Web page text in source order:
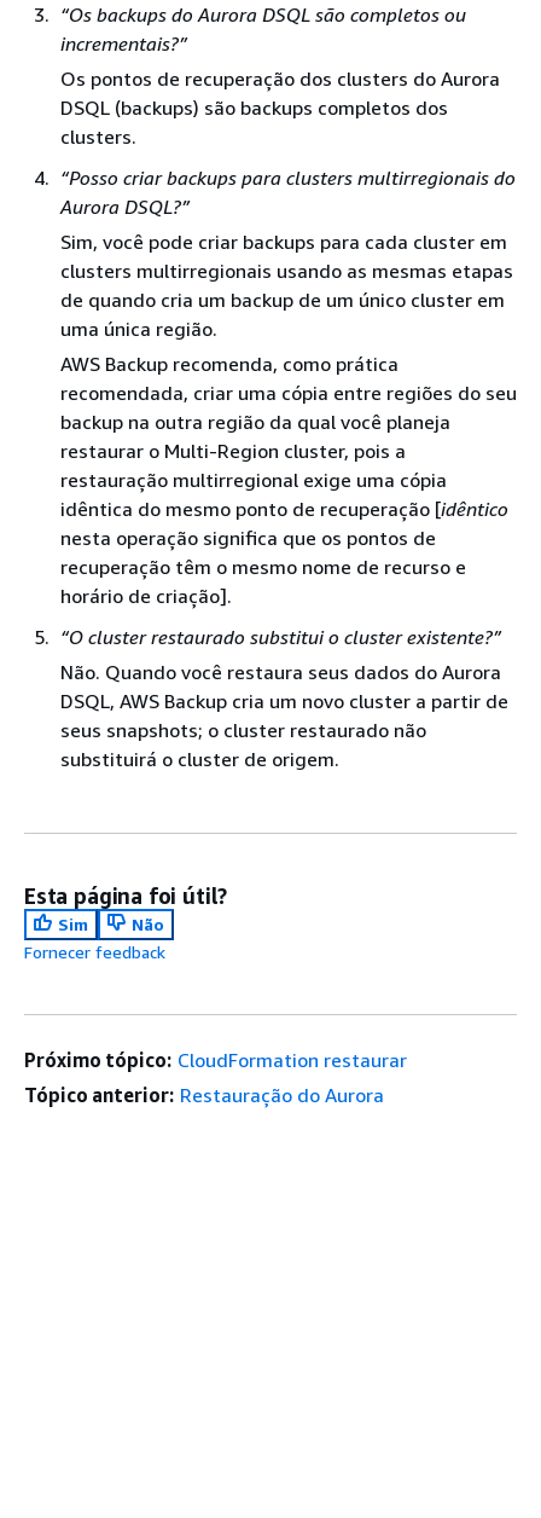
“Os backups do Aurora DSQL são completos ou
incrementais?”
Os pontos de recuperação dos clusters do Aurora
DSQL (backups) são backups completos dos
clusters.
“Posso criar backups para clusters multirregionais do
Aurora DSQL?”
Sim, você pode criar backups para cada cluster em
clusters multirregionais usando as mesmas etapas
de quando cria um backup de um único cluster em
uma única região.
AWS Backup recomenda, como prática
recomendada, criar uma cópia entre regiões do seu
backup na outra região da qual você planeja
restaurar o Multi-Region cluster, pois a
restauração multirregional exige uma cópia
idêntica do mesmo ponto de recuperação [idêntico
nesta operação significa que os pontos de
recuperação têm o mesmo nome de recurso e
horário de criação].
“O cluster restaurado substitui o cluster existente?”
Não. Quando você restaura seus dados do Aurora
DSQL, AWS Backup cria um novo cluster a partir de
seus snapshots; o cluster restaurado não
substituirá o cluster de origem.
Esta página foi útil?
Sim
Não
Fornecer feedback
Próximo tópico: CloudFormation restaurar
Tópico anterior: Restauração do Aurora